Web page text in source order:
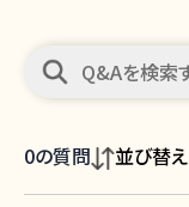
0の質問 並び替え